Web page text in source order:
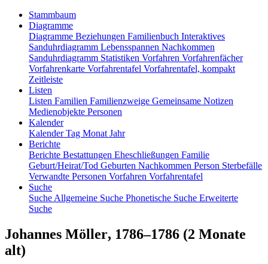
Stammbaum
Diagramme
Diagramme Beziehungen Familienbuch Interaktives
Sanduhrdiagramm Lebensspannen Nachkommen
Sanduhrdiagramm Statistiken Vorfahren Vorfahrenfächer
Vorfahrenkarte Vorfahrentafel Vorfahrentafel, kompakt
Zeitleiste
Listen
Listen Familien Familienzweige Gemeinsame Notizen
Medienobjekte Personen
Kalender
KalenderTag Monat Jahr
Berichte
Berichte Bestattungen Eheschließungen Familie
Geburt/Heirat/Tod Geburten Nachkommen Person Sterbefälle
Verwandte Personen Vorfahren Vorfahrentafel
Suche
Suche Allgemeine Suche Phonetische Suche Erweiterte
Suche
Johannes Möller, 1786–1786 (2 Monate
alt)